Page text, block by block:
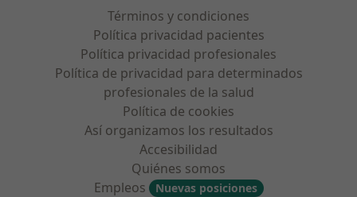
Términos y condiciones
Política privacidad pacientes
Política privacidad profesionales
Política de privacidad para determinados
profesionales de la salud
Política de cookies
Así organizamos los resultados
Accesibilidad
Quiénes somos
Empleos
Nuevas posiciones